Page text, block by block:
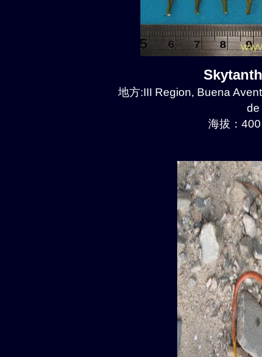
地方:III Region, Buena
de
海拔：